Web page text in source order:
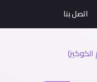
اتصل بنا